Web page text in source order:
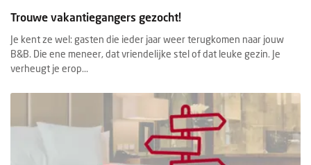
Trouwe vakantiegangers gezocht!
Je kent ze wel: gasten die ieder jaar weer terugkomen naar jouw
B&B. Die ene meneer, dat vriendelijke stel of dat leuke gezin. Je
verheugt je erop...